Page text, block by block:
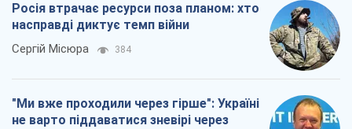
Росія втрачає ресурси поза планом: хто
насправді диктує темп війни
Сергій Місюра 384
"Ми вже проходили через гірше": Україні
не варто піддаватися зневірі через